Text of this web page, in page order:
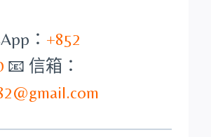
： +852
📧 信箱：